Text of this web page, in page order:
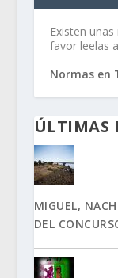
Existen
favor leelas
Normas en
ÚLTIMAS
MIGUEL,
DEL